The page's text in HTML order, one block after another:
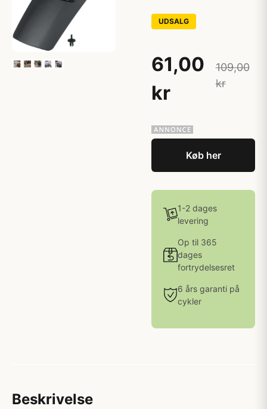
UDSALG
61,00
kr
109,00
kr
Køb her
1-2 dages
levering
Op til 365
dages
fortrydelsesret
6 års garanti på
cykler
Beskrivelse